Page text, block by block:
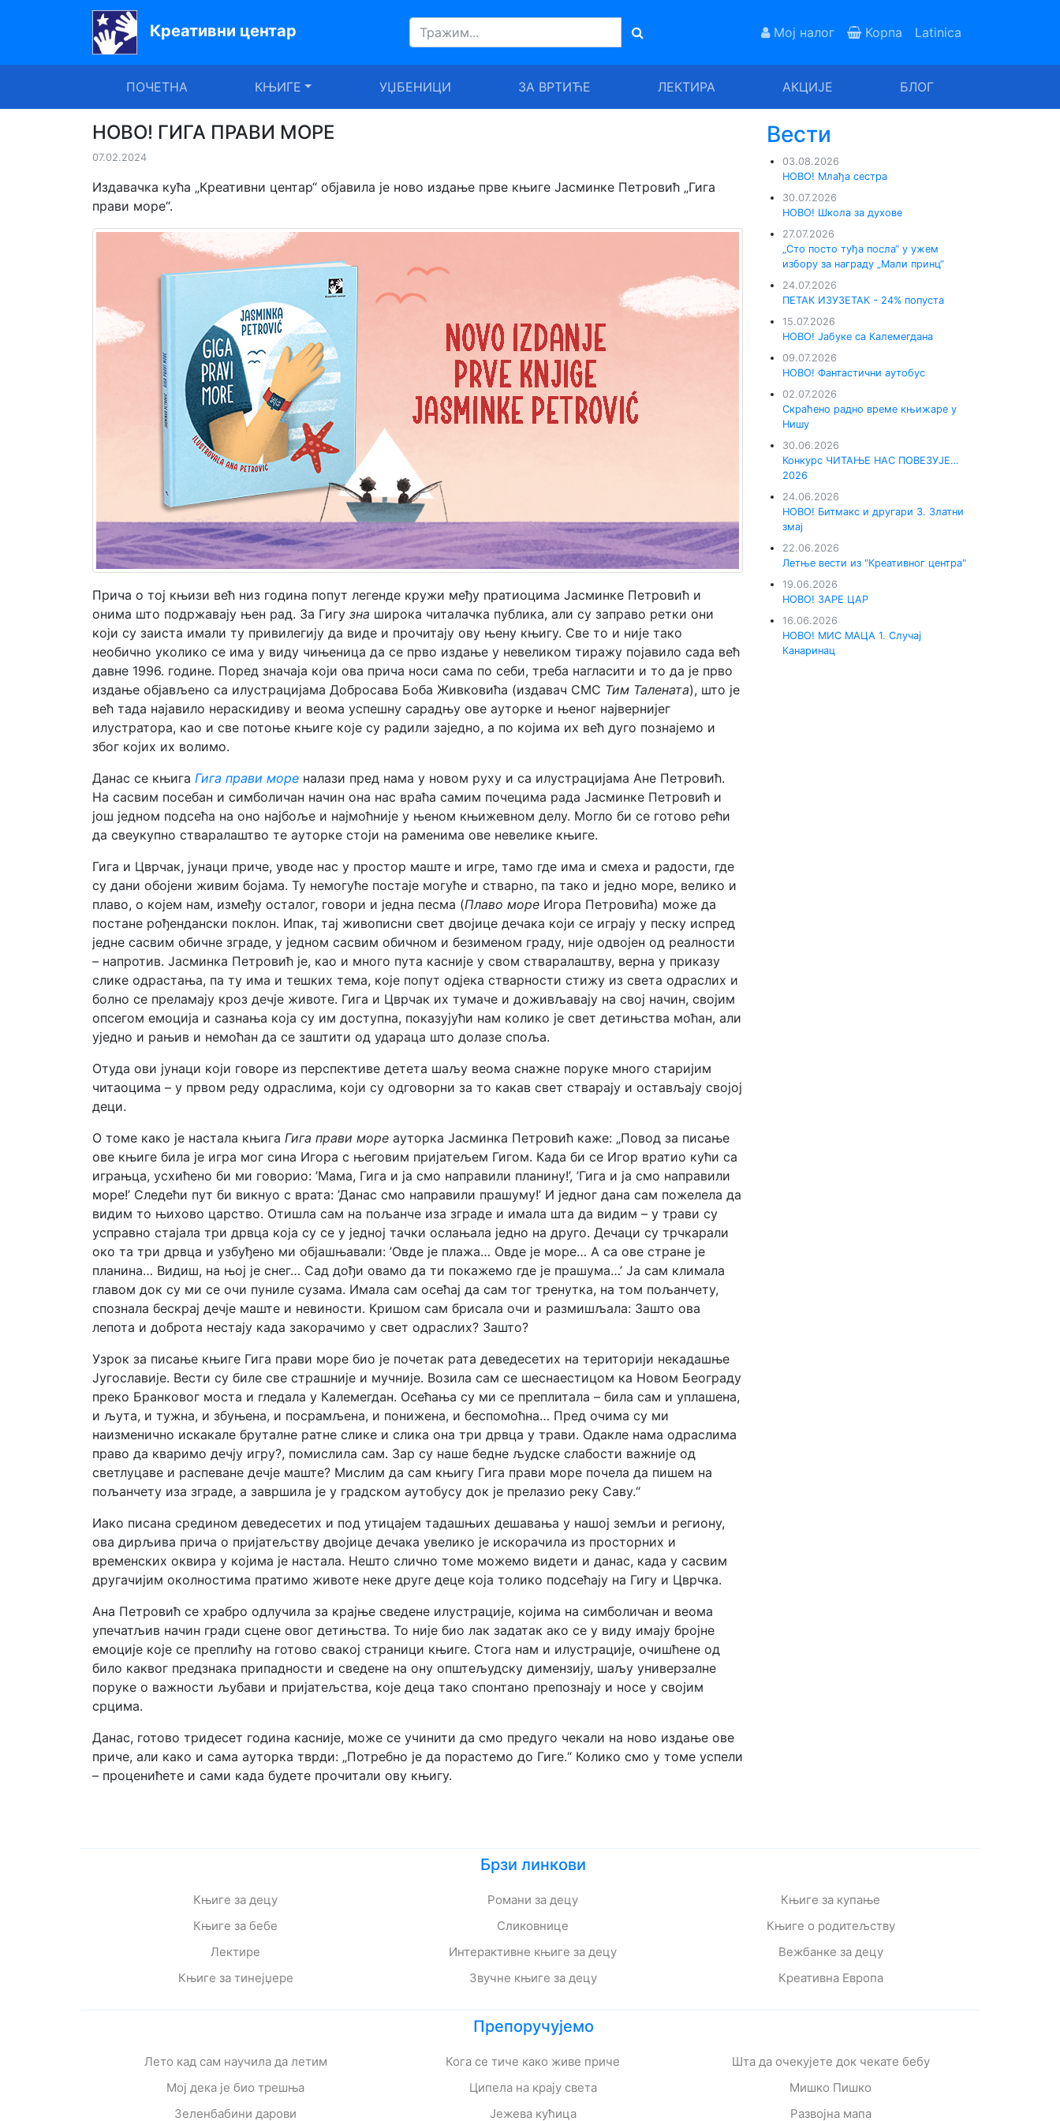
Креативни центар Мој налог Корпа Latinica
ПОЧЕТНА КЊИГЕ УЏБЕНИЦИ ЗА ВРТИЋЕ ЛЕКТИРА АКЦИЈЕ БЛОГ
Почетна
УџбенициНОВО! ГИГА ПРАВИ МОРЕ
07.02.2024
Издавачка кућа „Креативни центар“ објавила је ново издање прве књиге Јасминке Петровић „Гига
прави море“.
Прича о тој књизи већ низ година попут легенде кружи међу пратиоцима Јасминке Петровић и
онима што подржавају њен рад. За Гигу зна широка читалачка публика, али су заправо ретки они
који су заиста имали ту привилегију да виде и прочитају ову њену књигу. Све то и није тако
необично уколико се има у виду чињеница да се прво издање у невеликом тиражу појавило сада већ
давне 1996. године. Поред значаја који ова прича носи сама по себи, треба нагласити и то да је прво
издање објављено са илустрацијама Добросава Боба Живковића (издавач СМС Тим Талената), што је
већ тада најавило нераскидиву и веома успешну сарадњу ове ауторке и њеног највернијег
илустратора, као и све потоње књиге које су радили заједно, а по којима их већ дуго познајемо и
због којих их волимо.
Данас се књига Гига прави море налази пред нама у новом руху и са илустрацијама Ане Петровић.
На сасвим посебан и симболичан начин она нас враћа самим почецима рада Јасминке Петровић и
још једном подсећа на оно најбоље и најмоћније у њеном књижевном делу. Могло би се готово рећи
да свеукупно стваралаштво те ауторке стоји на раменима ове невелике књиге.
Гига и Цврчак, јунаци приче, уводе нас у простор маште и игре, тамо где има и смеха и радости, где
су дани обојени живим бојама. Ту немогуће постаје могуће и стварно, па тако и једно море, велико и
плаво, о којем нам, између осталог, говори и једна песма (Плаво море Игора Петровића) може да
постане рођендански поклон. Ипак, тај живописни свет двојице дечака који се играју у песку испред
једне сасвим обичне зграде, у једном сасвим обичном и безименом граду, није одвојен од реалности
– напротив. Јасминка Петровић је, као и много пута касније у свом стваралаштву, верна у приказу
слике одрастања, па ту има и тешких тема, које попут одјека стварности стижу из света одраслих и
болно се преламају кроз дечје животе. Гига и Цврчак их тумаче и доживљавају на свој начин, својим
опсегом емоција и сазнања која су им доступна, показујући нам колико је свет детињства моћан, али
уједно и рањив и немоћан да се заштити од удараца што долазе споља.
Отуда ови јунаци који говоре из перспективе детета шаљу веома снажне поруке много старијим
читаоцима – у првом реду одраслима, који су одговорни за то какав свет стварају и остављају својој
деци.
О томе како је настала књига Гига прави море ауторка Јасминка Петровић каже: „Повод за писање
ове књиге била је игра мог сина Игора с његовим пријатељем Гигом. Када би се Игор вратио кући са
играњца, усхићено би ми говорио: ’Мама, Гига и ја смо направили планину!’, ’Гига и ја смо направили
море!’ Следећи пут би викнуо с врата: ’Данас смо направили прашуму!’ И једног дана сам пожелела да
видим то њихово царство. Отишла сам на пољанче иза зграде и имала шта да видим – у трави су
усправно стајала три дрвца која су се у једној тачки ослањала једно на друго. Дечаци су трчкарали
око та три дрвца и узбуђено ми објашњавали: ’Овде је плажа… Овде је море… А са ове стране је
планина… Видиш, на њој је снег… Сад дођи овамо да ти покажемо где је прашума…’ Ја сам климала
главом док су ми се очи пуниле сузама. Имала сам осећај да сам тог тренутка, на том пољанчету,
спознала бескрај дечје маште и невиности. Кришом сам брисала очи и размишљала: Зашто ова
лепота и доброта нестају када закорачимо у свет одраслих? Зашто?
Узрок за писање књиге Гига прави море био је почетак рата деведесетих на територији некадашње
Југославије. Вести су биле све страшније и мучније. Возила сам се шеснаестицом ка Новом Београду
преко Бранковог моста и гледала у Калемегдан. Осећања су ми се преплитала – била сам и уплашена,
и љута, и тужна, и збуњена, и посрамљена, и понижена, и беспомоћна… Пред очима су ми
наизменично искакале бруталне ратне слике и слика она три дрвца у трави. Одакле нама одраслима
право да кваримо дечју игру?, помислила сам. Зар су наше бедне људске слабости важније од
светлуцаве и распеване дечје маште? Мислим да сам књигу Гига прави море почела да пишем на
пољанчету иза зграде, а завршила је у градском аутобусу док је прелазио реку Саву.“
Иако писана средином деведесетих и под утицајем тадашњих дешавања у нашој земљи и региону,
ова дирљива прича о пријатељству двојице дечака увелико је искорачила из просторних и
временских оквира у којима је настала. Нешто слично томе можемо видети и данас, када у сасвим
другачијим околностима пратимо животе неке друге деце која толико подсећају на Гигу и Цврчка.
Ана Петровић се храбро одлучила за крајње сведене илустрације, којима на симболичан и веома
упечатљив начин гради сцене овог детињства. То није био лак задатак ако се у виду имају бројне
емоције које се преплићу на готово свакој страници књиге. Стога нам и илустрације, очишћене од
било каквог предзнака припадности и сведене на ону општељудску димензију, шаљу универзалне
поруке о важности љубави и пријатељства, које деца тако спонтано препознају и носе у својим
срцима.
Данас, готово тридесет година касније, може се учинити да смо предуго чекали на ново издање ове
приче, али како и сама ауторка тврди: „Потребно је да порастемо до Гиге.“ Колико смо у томе успели
– проценићете и сами када будете прочитали ову књигу.
Вести
03.08.2026
НОВО! Млађа сестра
30.07.2026
НОВО! Школа за духове
27.07.2026
„Сто посто туђа посла“ у ужем
избору за награду „Мали принц“
24.07.2026
ПЕТАК ИЗУЗЕТАК - 24% попуста
15.07.2026
НОВО! Јабуке са Калемегдана
09.07.2026
НОВО! Фантастични аутобус
02.07.2026
Скраћено радно време књижаре у
Нишу
30.06.2026
Конкурс ЧИТАЊЕ НАС ПОВЕЗУЈЕ…
2026
24.06.2026
НОВО! Битмакс и другари 3. Златни
змај
22.06.2026
Летње вести из "Креативног центра"
19.06.2026
НОВО! ЗАРЕ ЦАР
16.06.2026
НОВО! МИС МАЦА 1. Случај
Канаринац
Брзи линкови
Књиге за децу
Књиге за бебе
Лектире
Књиге за тинејџере
Романи за децу
Сликовнице
Интерактивне књиге за децу
Звучне књиге за децу
Књиге за купање
Књиге о родитељству
Вежбанке за децу
Креативна Европа
Препоручујемо
Лето кад сам научила да летим
Мој дека је био трешња
Зеленбабини дарови
Кога се тиче како живе приче
Ципела на крају света
Јежева кућица
Шта да очекујете док чекате бебу
Мишко Пишко
Развојна мапа